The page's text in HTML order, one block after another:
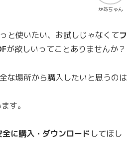
かあちゃん
と使いたい、お試しじゃなくてフ
が欲しいってことありませんか？
な場所から購入したいと思うのは
す。
に購入・ダウンロード してほし